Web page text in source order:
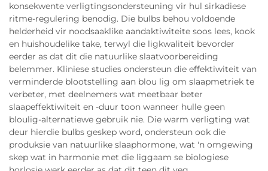
konsekwente verligtingsondersteuning vir hul sirkadiese
ritme-regulering benodig. Die bulbs behou voldoende
helderheid vir noodsaaklike aandaktiwiteite soos lees, kook
en huishoudelike take, terwyl die ligkwaliteit bevorder
eerder as dat dit die natuurlike slaatvoorbereiding
belemmer. Kliniese studies ondersteun die effektiwiteit van
verminderde blootstelling aan blou lig om slaapmetriek te
verbeter, met deelnemers wat meetbaar beter
slaapeffektiwiteit en -duur toon wanneer hulle geen
bloulig-alternatiewe gebruik nie. Die warm verligting wat
deur hierdie bulbs geskep word, ondersteun ook die
produksie van natuurlike slaaphormone, wat 'n omgewing
skep wat in harmonie met die liggaam se biologiese